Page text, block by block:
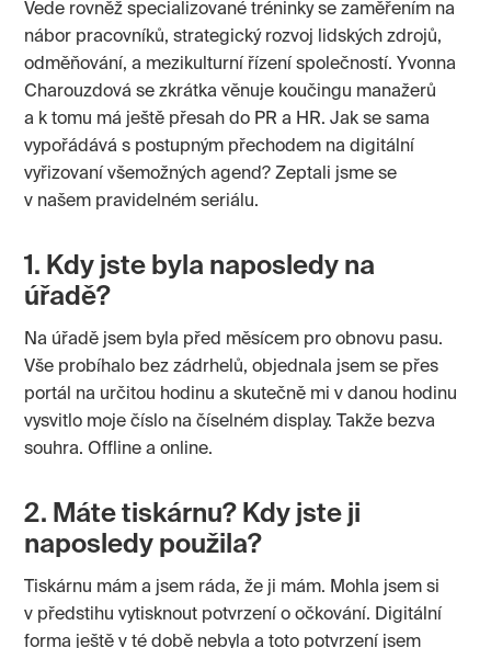
Vede rovněž specializované tréninky se zaměřením na
nábor pracovníků, strategický rozvoj lidských zdrojů,
odměňování, a mezikulturní řízení společností. Yvonna
Charouzdová se zkrátka věnuje koučingu manažerů
a k tomu má ještě přesah do PR a HR. Jak se sama
vypořádává s postupným přechodem na digitální
vyřizovaní všemožných agend? Zeptali jsme se
v našem pravidelném seriálu.
1. Kdy jste byla naposledy na
úřadě?
Na úřadě jsem byla před měsícem pro obnovu pasu.
Vše probíhalo bez zádrhelů, objednala jsem se přes
portál na určitou hodinu a skutečně mi v danou hodinu
vysvitlo moje číslo na číselném display. Takže bezva
souhra. Offline a online.
2. Máte tiskárnu? Kdy jste ji
naposledy použila?
Tiskárnu mám a jsem ráda, že ji mám. Mohla jsem si
v předstihu vytisknout potvrzení o očkování. Digitální
forma ještě v té době nebyla a toto potvrzení jsem